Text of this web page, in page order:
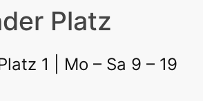
Platz
1 | Mo – Sa 9 – 19